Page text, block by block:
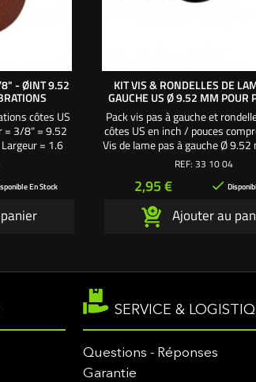
8" - ØINT 9.52
côtes US
= 3/8" = 9.52
= 1.6
En Stock
KIT VIS & RONDELLES DE
GAUCHE US Ø 9.52 MM POUR
Pack vis pas à gauche et
côtes US en inch / pouces
Vis de lame pas à gauche Ø
31 mm pour palier
- Øext 35 mm. - 1 rondelle frein
REF: 33 10 04
Prix
2,95 € 
Ajouter au
SERVICE &
Questions - Réponses
Garantie